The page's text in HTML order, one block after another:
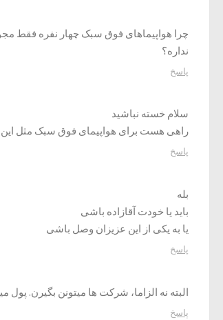
چرا هواپیماهای فوق سبک چهار نفره فقط
نداره؟
پاسخ
سلام خسته نباشید
راهی هست برای هواپیمای فوق سبک مثل این مجوز ۴ نفر برای پرواز
پاسخ
بله
باید یا خودت آقازاده باشی
یا به یکی از این عزیزان وصل باشی
پاسخ
البته نه الزاما، شرکت ها میتونن بگیرن. پول
پاسخ